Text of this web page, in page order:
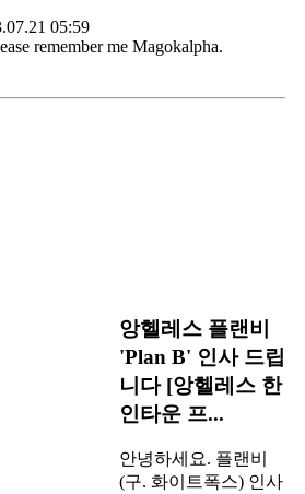
05:59
remember me Magokalpha.
앙헬레스 플랜비
'Plan B' 인사 드립
니다 [앙헬레스 한
인타운 프...
안녕하세요. 플랜비
(구. 화이트폭스) 인사